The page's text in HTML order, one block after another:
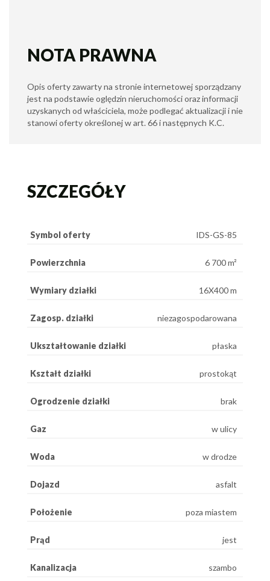
NOTA PRAWNA
Opis oferty zawarty na stronie internetowej sporządzany
jest na podstawie oględzin nieruchomości oraz informacji
uzyskanych od właściciela, może podlegać aktualizacji i nie
stanowi oferty określonej w art. 66 i następnych K.C.
SZCZEGÓŁY
Symbol oferty IDS-GS-85
Powierzchnia 6 700 m²
Wymiary działki 16X400 m
Zagosp. działki niezagospodarowana
Ukształtowanie działki płaska
Kształt działki prostokąt
Ogrodzenie działki brak
Gaz w ulicy
Woda w drodze
Dojazd asfalt
Położenie poza miastem
Prąd jest
Kanalizacja szambo